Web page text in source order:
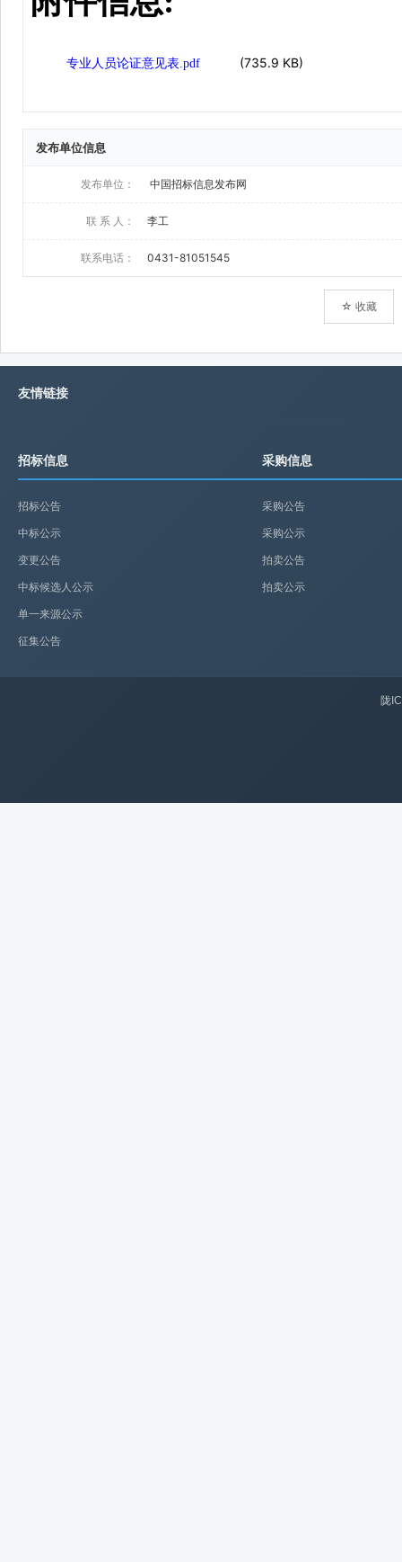
发布单位信息
发布单位： 中国招标信息发布网
联 系 人： 李工
联系电话： 0431-81051545
☆ 收藏
友情链接
招标信息
招标公告
中标公示
变更公告
中标候选人公示
单一来源公示
征集公告
采购信息
采购公告
采购公示
拍卖公告
拍卖公示
陇